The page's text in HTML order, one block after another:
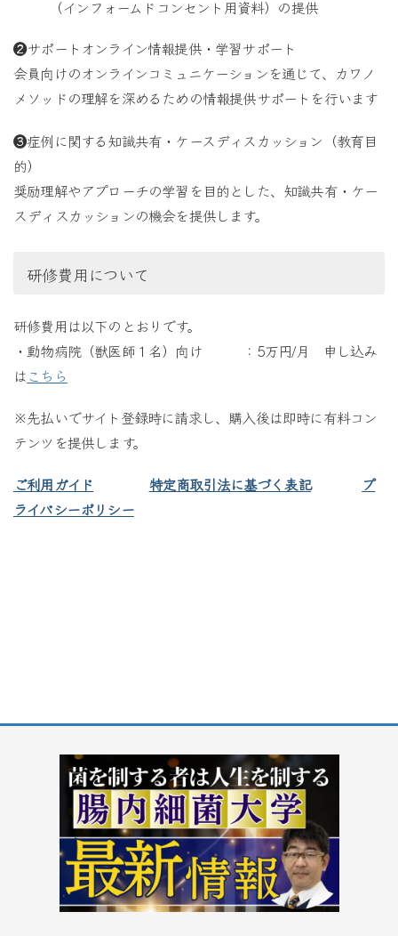
（インフォームドコンセント用資料）の提供
❷サポートオンライン情報提供・学習サポート
会員向けのオンラインコミュニケーションを通じて、カワノ
メソッドの理解を深めるための情報提供サポートを行います
❸症例に関する知識共有・ケースディスカッション（教育目
的）
奨励理解やアプローチの学習を目的とした、知識共有・ケー
スディスカッションの機会を提供します。
研修費用について
研修費用は以下のとおりです。
・動物病院（獣医師１名）向け ：5万円/月 申し込み
は こちら
※先払いでサイト登録時に請求し、購入後は即時に有料コン
テンツを提供します。
ご利用ガイド
特定商取引法に基づく表記
プ
ライバシーポリシー